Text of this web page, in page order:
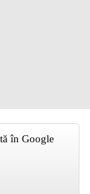
în Google